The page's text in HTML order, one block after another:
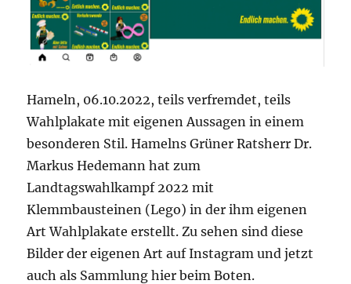
Hameln, 06.10.2022, teils verfremdet, teils
Wahlplakate mit eigenen Aussagen in einem
besonderen Stil. Hamelns Grüner Ratsherr Dr.
Markus Hedemann hat zum
Landtagswahlkampf 2022 mit
Klemmbausteinen (Lego) in der ihm eigenen
Art Wahlplakate erstellt. Zu sehen sind diese
Bilder der eigenen Art auf Instagram und jetzt
auch als Sammlung hier beim Boten.